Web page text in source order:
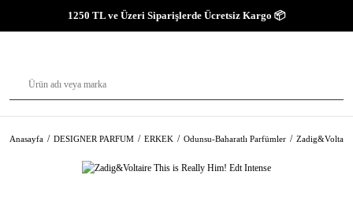
1250 TL ve Üzeri Siparişlerde Ücretsiz Kargo 📦
Anasayfa DESIGNER PARFUM ERKEK Odunsu-Baharatlı Parfümler